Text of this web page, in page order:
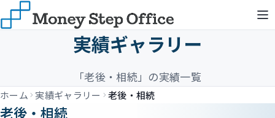
実績ギャラリー
「老後・相続」の実績一覧
ホーム 実績ギャラリー 老後・相続
老後・相続